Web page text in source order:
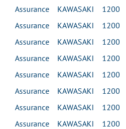
Assurance KAWASAKI 1200
Assurance KAWASAKI 1200
Assurance KAWASAKI 1200
Assurance KAWASAKI 1200
Assurance KAWASAKI 1200
Assurance KAWASAKI 1200
Assurance KAWASAKI 1200
Assurance KAWASAKI 1200